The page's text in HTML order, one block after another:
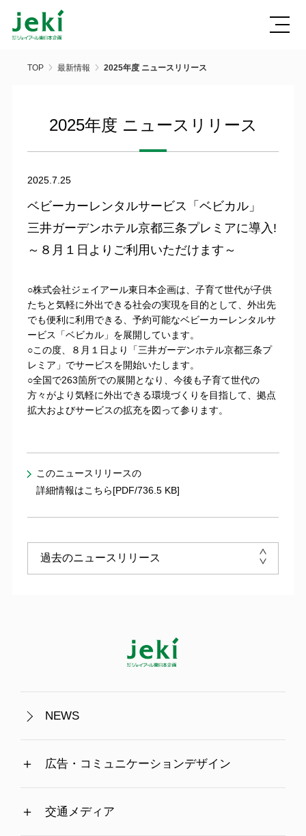
TOP 最新情報 2025年度 ニュースリリース
2025年度 ニュースリリース
2025.7.25
ベビーカーレンタルサービス「ベビカル」
三井ガーデンホテル京都三条プレミアに導入!
～８月１日よりご利用いただけます～
○株式会社ジェイアール東日本企画は、子育て世代が子供
たちと気軽に外出できる社会の実現を目的として、外出先
でも便利に利用できる、予約可能なベビーカーレンタルサ
ービス「ベビカル」を展開しています。
○この度、８月１日より「三井ガーデンホテル京都三条プ
レミア」でサービスを開始いたします。
○全国で263箇所での展開となり、今後も子育て世代の
方々がより気軽に外出できる環境づくりを目指して、拠点
拡大およびサービスの拡充を図って参ります。
このニュースリリースの
詳細情報はこちら[PDF/736.5 KB]
NEWS
広告・コミュニケーションデザイン
交通メディア